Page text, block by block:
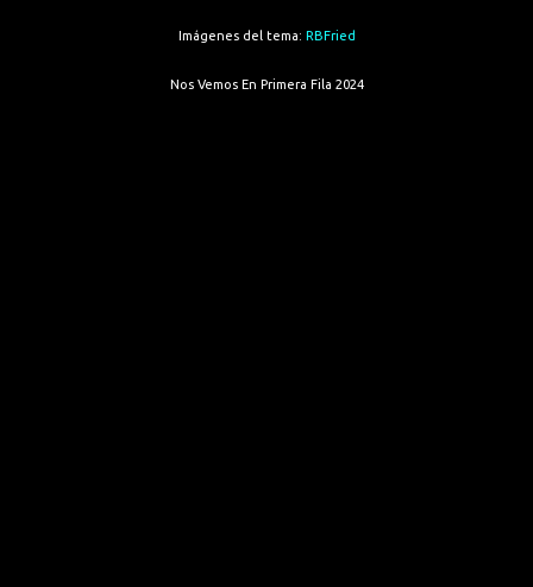
Imágenes del tema: RBFried
Nos Vemos En Primera Fila 2024